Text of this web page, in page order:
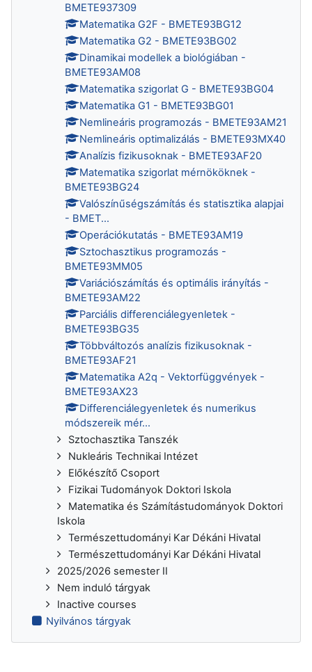
BMETE937309
Matematika G2F - BMETE93BG12
Matematika G2 - BMETE93BG02
Dinamikai modellek a biológiában -
BMETE93AM08
Matematika szigorlat G - BMETE93BG04
Matematika G1 - BMETE93BG01
Nemlineáris programozás - BMETE93AM21
Nemlineáris optimalizálás - BMETE93MX40
Analízis fizikusoknak - BMETE93AF20
Matematika szigorlat mérnököknek -
BMETE93BG24
Valószínűségszámítás és statisztika alapjai
- BMET...
Operációkutatás - BMETE93AM19
Sztochasztikus programozás -
BMETE93MM05
Variációszámítás és optimális irányítás -
BMETE93AM22
Parciális differenciálegyenletek -
BMETE93BG35
Többváltozós analízis fizikusoknak -
BMETE93AF21
Matematika A2q - Vektorfüggvények -
BMETE93AX23
Differenciálegyenletek és numerikus
módszereik mér...
Sztochasztika Tanszék
Nukleáris Technikai Intézet
Előkészítő Csoport
Fizikai Tudományok Doktori Iskola
Matematika és Számítástudományok Doktori
Iskola
Természettudományi Kar Dékáni Hivatal
Természettudományi Kar Dékáni Hivatal
2025/2026 semester II
Nem induló tárgyak
Inactive courses
Nyilvános tárgyak